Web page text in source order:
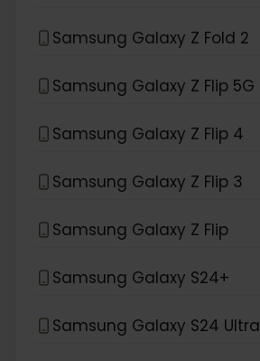
Samsung Galaxy Z Fold 2
Samsung Galaxy Z Flip 5G
Samsung Galaxy Z Flip 4
Samsung Galaxy Z Flip 3
Samsung Galaxy Z Flip
Samsung Galaxy S24+
Samsung Galaxy S24 Ultra